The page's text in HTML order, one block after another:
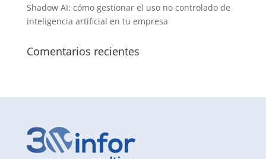
Shadow AI: cómo gestionar el uso no controlado de
inteligencia artificial en tu empresa
Comentarios recientes